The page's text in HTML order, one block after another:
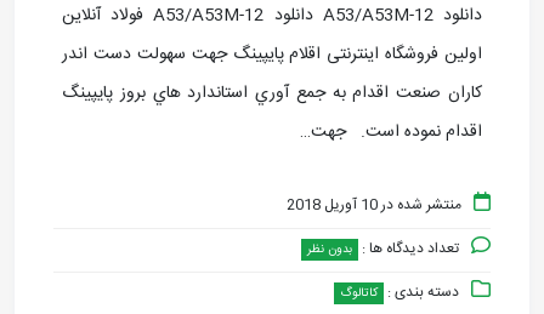
دانلود A53/A53M-12 دانلود A53/A53M-12 فولاد آنلاین
اولین فروشگاه اینترنتی اقلام پایپینگ جهت سهولت دست اندر
کاران صنعت اقدام به جمع آوري استاندارد هاي بروز پايپينگ
اقدام نموده است. جهت…
منتشر شده در 10 آوریل 2018
تعداد دیدگاه ها : بدون نظر
دسته بندی : کاتالوگ